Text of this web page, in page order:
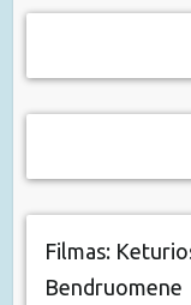
Filmas:
Bendruomene